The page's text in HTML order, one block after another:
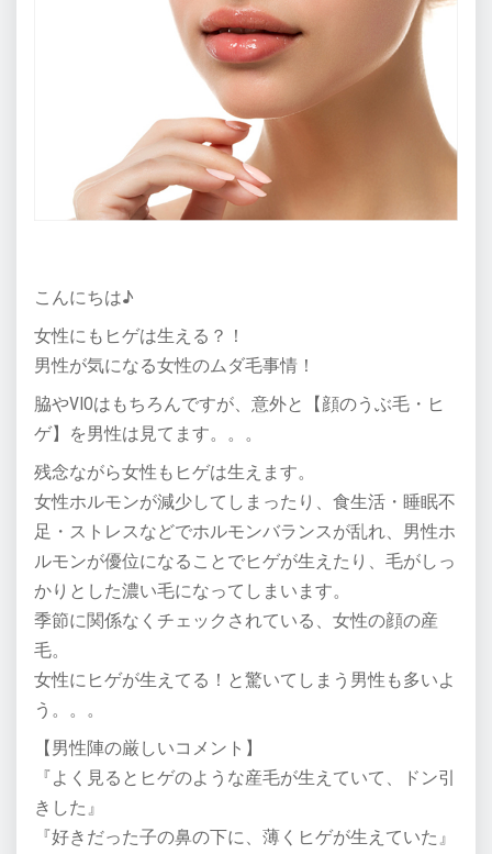
こんにちは♪
女性にもヒゲは生える？！
男性が気になる女性のムダ毛事情！
脇やVIOはもちろんですが、意外と【顔のうぶ毛・ヒ
ゲ】を男性は見てます。。。
残念ながら女性もヒゲは生えます。
女性ホルモンが減少してしまったり、食生活・睡眠不
足・ストレスなどでホルモンバランスが乱れ、男性ホ
ルモンが優位になることでヒゲが生えたり、毛がしっ
かりとした濃い毛になってしまいます。
季節に関係なくチェックされている、女性の顔の産
毛。
女性にヒゲが生えてる！と驚いてしまう男性も多いよ
う。。。
【男性陣の厳しいコメント】
『よく見るとヒゲのような産毛が生えていて、ドン引
きした』
『好きだった子の鼻の下に、薄くヒゲが生えていた』